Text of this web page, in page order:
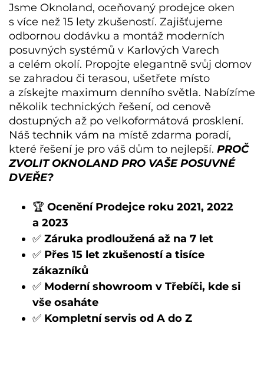
Jsme Oknoland, oceňovaný prodejce oken
s více než 15 lety zkušeností. Zajišťujeme
odbornou dodávku a montáž moderních
posuvných systémů v Karlových Varech
a celém okolí. Propojte elegantně svůj domov
se zahradou či terasou, ušetřete místo
a získejte maximum denního světla. Nabízíme
několik technických řešení, od cenově
dostupných až po velkoformátová prosklení.
Náš technik vám na místě zdarma poradí,
které řešení je pro váš dům to nejlepší. PROČ
ZVOLIT OKNOLAND PRO VAŠE POSUVNÉ
DVEŘE?
🏆 Ocenění Prodejce roku 2021, 2022
a 2023
✅ Záruka prodloužená až na 7 let
✅ Přes 15 let zkušeností a tisíce
zákazníků
✅ Moderní showroom v Třebíči, kde si
vše osaháte
✅ Kompletní servis od A do Z